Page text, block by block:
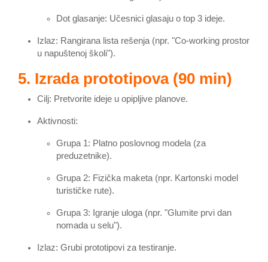
Dot glasanje: Učesnici glasaju o top 3 ideje.
Izlaz: Rangirana lista rešenja (npr. "Co-working prostor
u napuštenoj školi").
5. Izrada prototipova (90 min)
Cilj: Pretvorite ideje u opipljive planove.
Aktivnosti:
Grupa 1: Platno poslovnog modela (za
preduzetnike).
Grupa 2: Fizička maketa (npr. Kartonski model
turističke rute).
Grupa 3: Igranje uloga (npr. "Glumite prvi dan
nomada u selu").
Izlaz: Grubi prototipovi za testiranje.